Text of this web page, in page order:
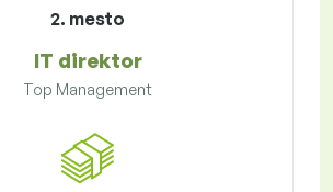
2. mesto
IT direktor
Top Management